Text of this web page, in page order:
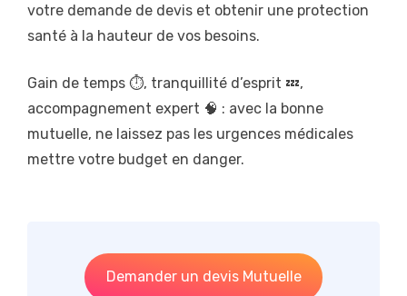
votre demande de devis et obtenir une protection
santé à la hauteur de vos besoins.
Gain de temps ⏱️, tranquillité d’esprit 💤,
accompagnement expert 🧠 : avec la bonne
mutuelle, ne laissez pas les urgences médicales
mettre votre budget en danger.
Demander un devis Mutuelle